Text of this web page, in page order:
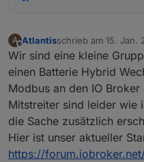
A
Offline
Atlantisschrieb am 15. Jan.
zuletzt editiert von
Wir sind eine kleine
einen Batterie Hybrid
Modbus an den IO
Mitstreiter sind leider wie
die Sache zusätzlich
Hier ist unser aktueller
https://